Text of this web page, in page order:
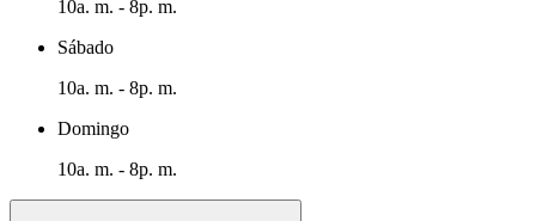
10a. m. - 8p. m.
Sábado
10a. m. - 8p. m.
Domingo
10a. m. - 8p. m.